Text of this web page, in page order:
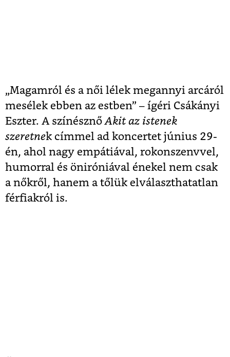
„Magamról és a női lélek megannyi arcáról
mesélek ebben az estben” – ígéri Csákányi
Eszter. A színésznő Akit az istenek
szeretnek címmel ad koncertet június 29-
én, ahol nagy empátiával, rokonszenvvel,
humorral és öniróniával énekel nem csak
a nőkről, hanem a tőlük elválaszthatatlan
férfiakról is.